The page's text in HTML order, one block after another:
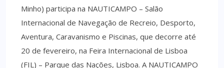
Minho) participa na NAUTICAMPO – Salão
Internacional de Navegação de Recreio, Desporto,
Aventura, Caravanismo e Piscinas, que decorre até
20 de fevereiro, na Feira Internacional de Lisboa
(FIL) – Parque das Nações, Lisboa. A NAUTICAMPO